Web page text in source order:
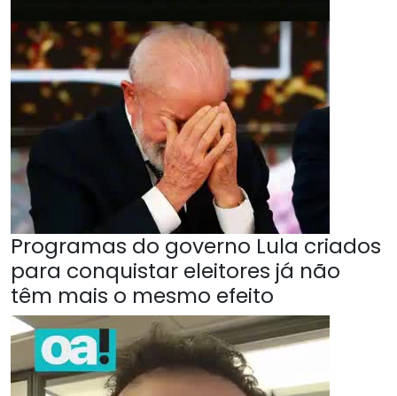
Programas do governo Lula criados
para conquistar eleitores já não
têm mais o mesmo efeito